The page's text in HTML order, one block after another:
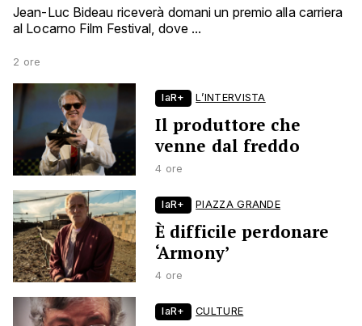
Jean-Luc Bideau riceverà domani un premio alla carriera
al Locarno Film Festival, dove ...
2 ore
laR+ L’INTERVISTA
Il produttore che
venne dal freddo
4 ore
laR+ PIAZZA GRANDE
È difficile perdonare
‘Armony’
4 ore
laR+ CULTURE